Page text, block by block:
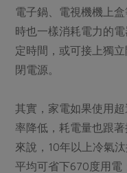
電子鍋、電視機機上
時也一樣消耗電力的
定時間，或可接上獨
閉電源。
其實，家電如果使用
率降低，耗電量也跟
來說，10年以上冷氣
平均可省下670度用電